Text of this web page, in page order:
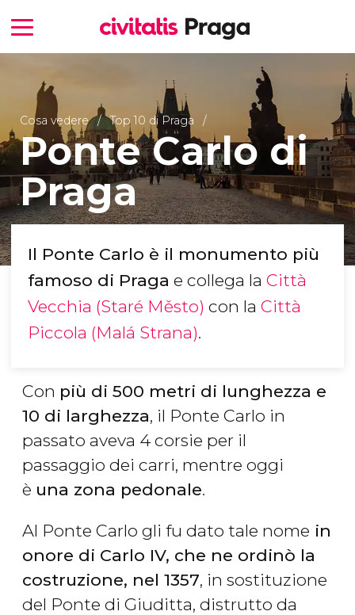
Cosa vedere Top 10 di Praga
Ponte Carlo di
Praga
Il Ponte Carlo è il monumento più
famoso di Praga e collega la Città
Vecchia (Staré Město) con la Città
Piccola (Malá Strana).
Con più di 500 metri di lunghezza e
10 di larghezza, il Ponte Carlo in
passato aveva 4 corsie per il
passaggio dei carri, mentre oggi
è una zona pedonale.
Al Ponte Carlo gli fu dato tale nome in
onore di Carlo IV, che ne ordinò la
costruzione, nel 1357, in sostituzione
del Ponte di Giuditta, distrutto da